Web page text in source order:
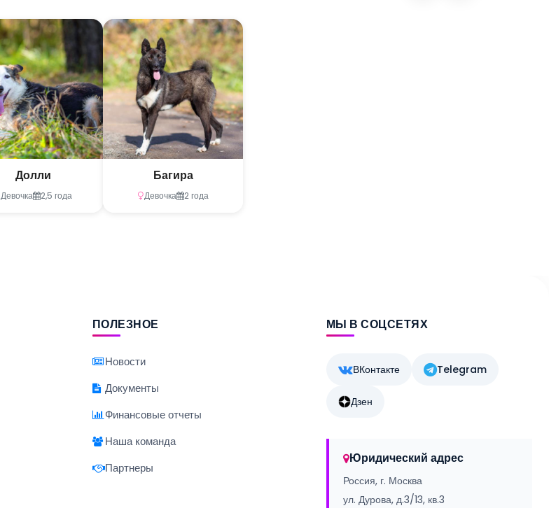
Долли
Девочка 2,5 года
Багира
Девочка 2 года
ПОЛЕЗНОЕ
Новости
Документы
Финансовые отчеты
Наша команда
Партнеры
МЫ В СОЦСЕТЯХ
ВКонтакте Telegram
Дзен
Юридический адрес
Россия, г. Москва
ул. Дурова, д.3/13, кв.3